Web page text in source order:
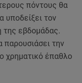
πόντους θα
υποδείξει τον
εβδομάδας.
παρουσιάσει την
χρηματικό έπαθλο